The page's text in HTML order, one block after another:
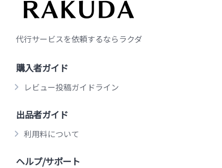
代行サービスを依頼するならラクダ
購入者ガイド
レビュー投稿ガイドライン
出品者ガイド
利用料について
ヘルプ/サポート